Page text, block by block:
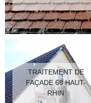
TRAITEMENT DE
FAÇADE 68 HAUT-
RHIN